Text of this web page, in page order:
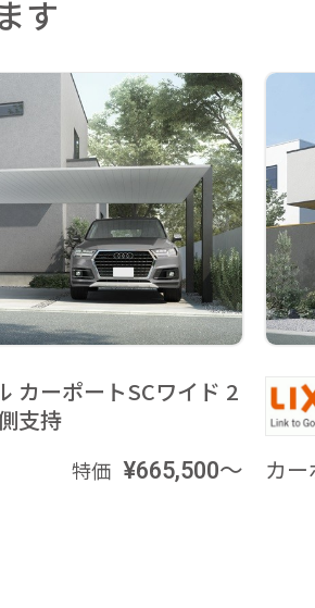
す
カーポートSCワイド 2
支持
特価 ¥665,500～
カー